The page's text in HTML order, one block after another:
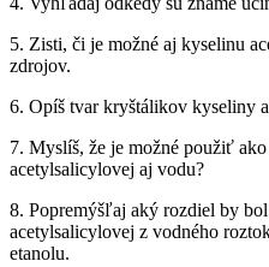
5. Zisti, či je možné aj kyselinu
zdrojov.
6. Opíš tvar kryštálikov kyseliny
7. Myslíš, že je možné použiť
acetylsalicylovej aj vodu?
8. Popremýšľaj aký rozdiel by
acetylsalicylovej z vodného
etanolu.